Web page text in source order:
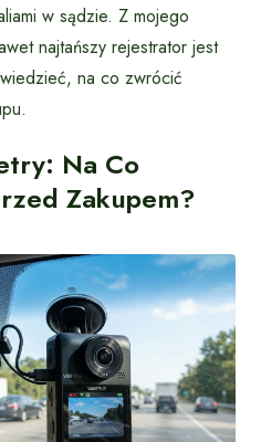
w sądzie. Z mojego
najtańszy rejestrator jest
na co zwrócić
Na Co
Zakupem?